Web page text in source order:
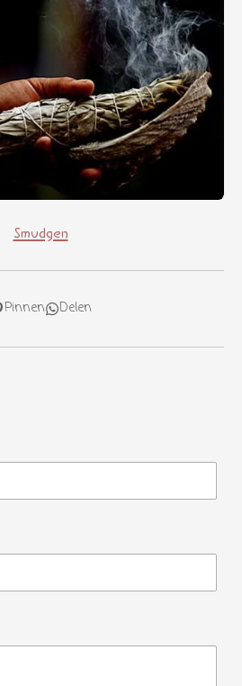
Smudgen
Pinnen Delen